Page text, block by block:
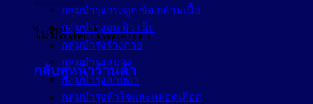
ไม่มีสินค้าในตะกร้า
กลับสู่หน้าร้านค้า
กลุ่มบำรุงกระดูก ข้อ กล้ามเนื้อ
กลุ่มบำรุงผม ผิว เล็บ
กลุ่มบำรุงร่างกาย
กลุ่มบำรุงสมอง
กลุ่มบำรุงสายตา
กลุ่มบำรุงหัวใจและหลอดเลือด